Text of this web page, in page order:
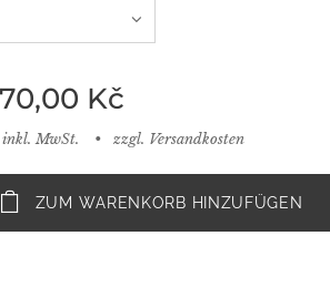
Kč
inkl. MwSt. zzgl. Versandkosten
ZUM WARENKORB HINZUFÜGEN